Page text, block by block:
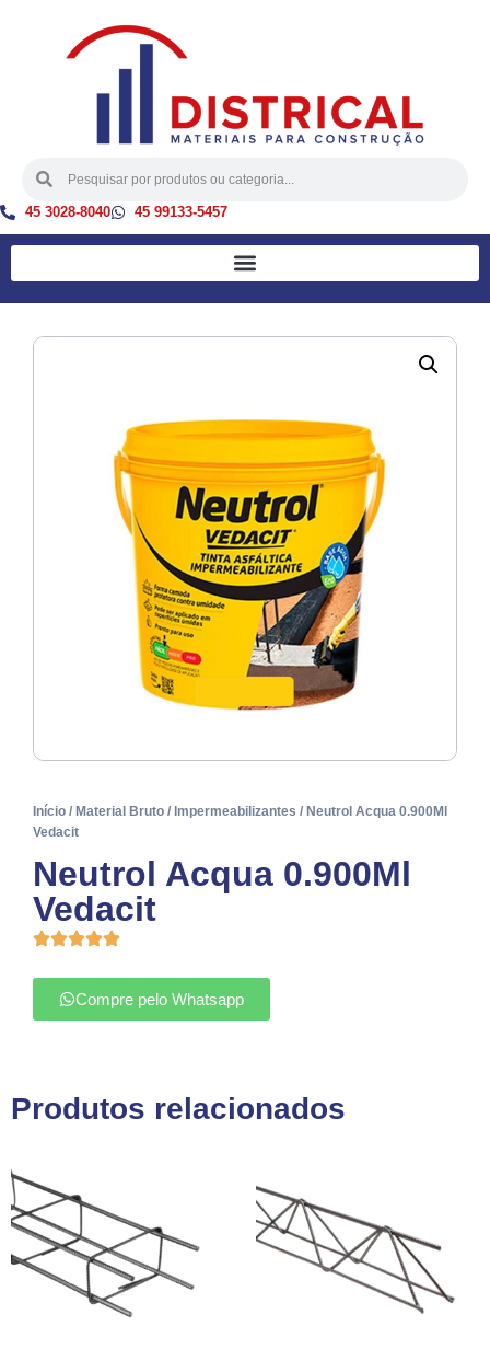
45 3028-8040 45 99133-5457
Início / Material Bruto / Impermeabilizantes / Neutrol Acqua 0.900Ml
Vedacit
Neutrol Acqua 0.900Ml
Vedacit
Compre pelo Whatsapp
Produtos relacionados